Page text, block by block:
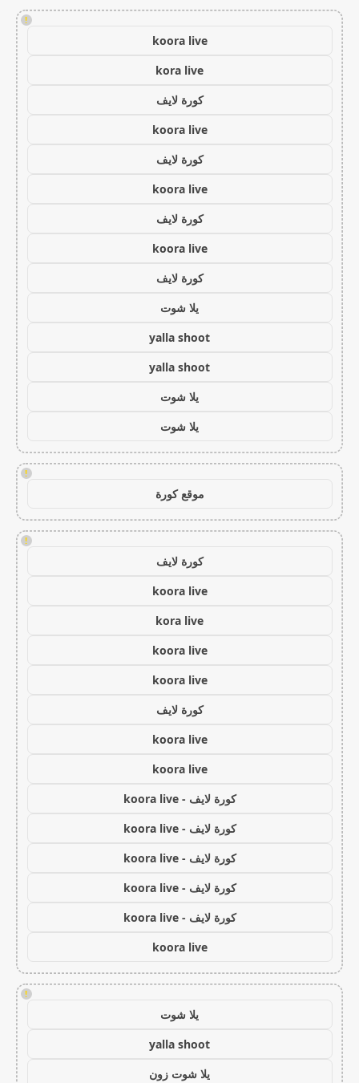
!
koora live
kora live
كورة لايف
koora live
كورة لايف
koora live
كورة لايف
koora live
كورة لايف
يلا شوت
yalla shoot
yalla shoot
يلا شوت
يلا شوت
!
موقع كورة
!
كورة لايف
koora live
kora live
koora live
koora live
كورة لايف
koora live
koora live
كورة لايف - koora live
كورة لايف - koora live
كورة لايف - koora live
كورة لايف - koora live
كورة لايف - koora live
koora live
!
يلا شوت
yalla shoot
يلا شوت زون